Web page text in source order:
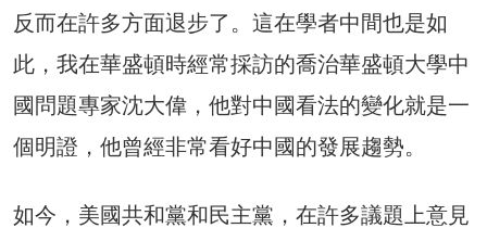
反而在許多方面退步了。這在學者中間也是如
此，我在華盛頓時經常採訪的喬治華盛頓大學中
國問題專家沈大偉，他對中國看法的變化就是一
個明證，他曾經非常看好中國的發展趨勢。
如今，美國共和黨和民主黨，在許多議題上意見